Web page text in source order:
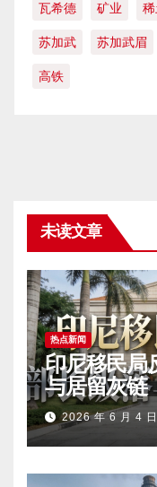
瓦希德 矿业
苏加武 苏加武眉
高铁
未读文章
热点新闻
印尼移民局
与居留灰链
2026 年 6 月 4 日